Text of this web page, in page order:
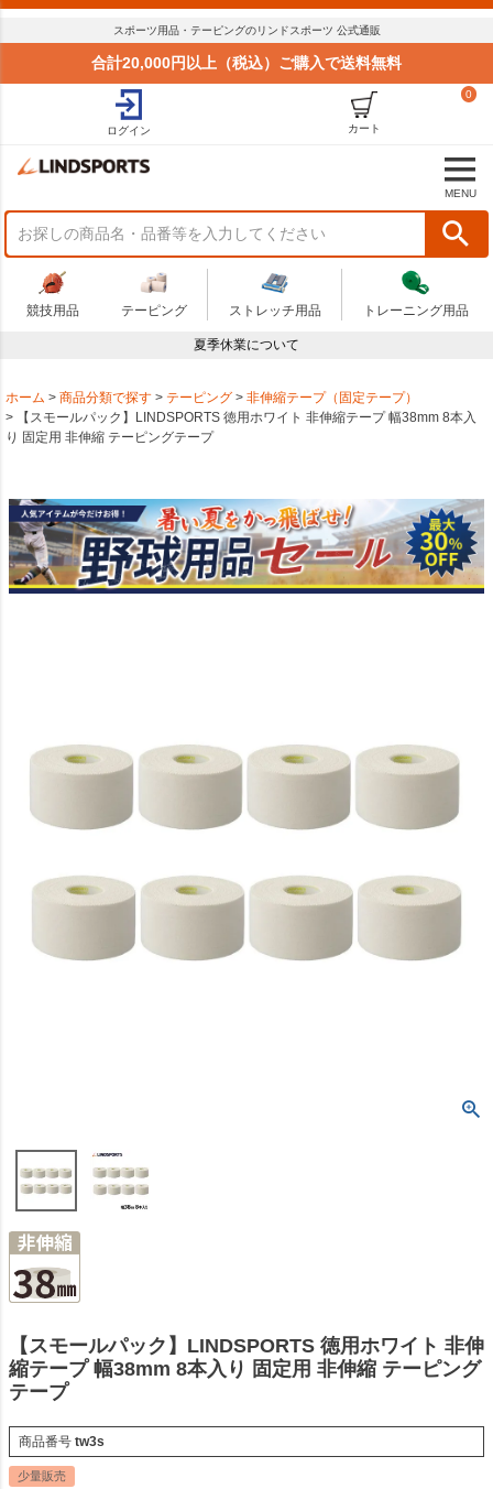
スポーツ用品・テーピングのリンドスポーツ 公式通販
合計20,000円以上（税込）ご購入で送料無料
ログイン
0
カート
MENU
競技用品 テーピング ストレッチ用品 トレーニング用品
夏季休業について
ホーム 商品分類で探す テーピング
非伸縮テープ（固定テープ）
【スモールパック】LINDSPORTS 徳用ホワイト 非伸縮テープ 幅38mm 8本入
り 固定用 非伸縮 テーピングテープ
【スモールパック】LINDSPORTS 徳用ホワイト 非伸
縮テープ 幅38mm 8本入り 固定用 非伸縮 テーピング
テープ
商品番号 tw3s
少量販売